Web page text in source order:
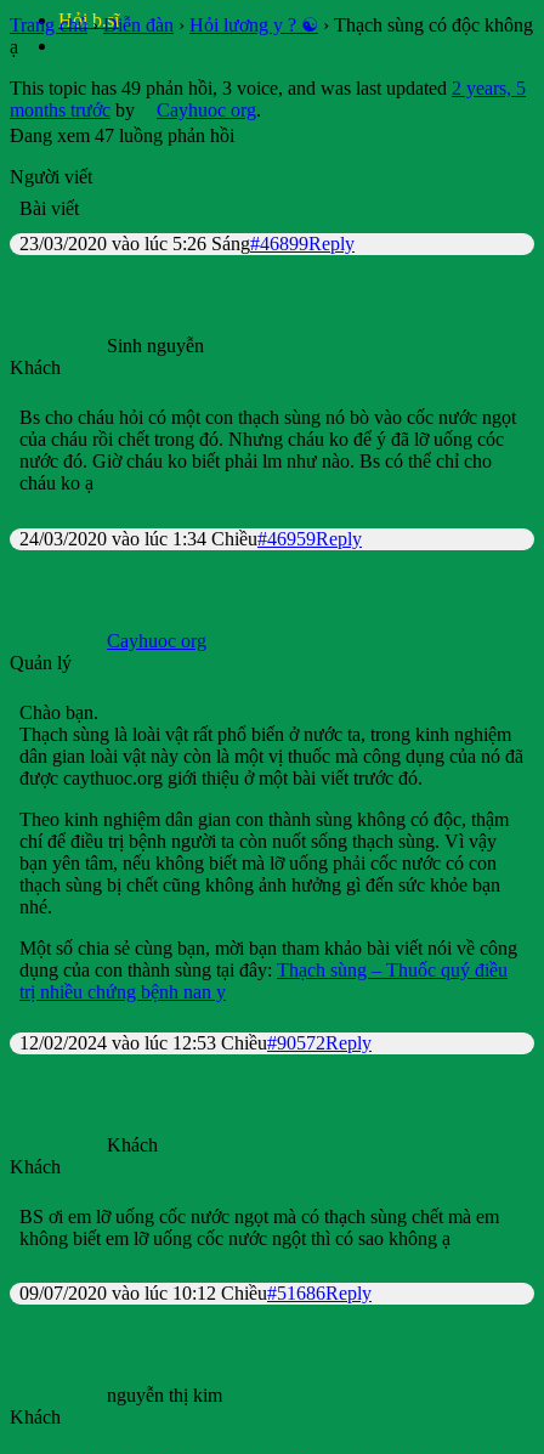
Hỏi b.sĩ
Trang chủ › Diễn đàn › Hỏi lương y ? ☯️ › Thạch sùng có độc không
ạ
This topic has 49 phản hồi, 3 voice, and was last updated 2 years, 5
months trước by Cayhuoc org.
Đang xem 47 luồng phản hồi
Người viết
Bài viết
23/03/2020 vào lúc 5:26 Sáng#46899Reply
Sinh nguyễn
Khách
Bs cho cháu hỏi có một con thạch sùng nó bò vào cốc nước ngọt
của cháu rồi chết trong đó. Nhưng cháu ko để ý đã lỡ uống cóc
nước đó. Giờ cháu ko biết phải lm như nào. Bs có thể chỉ cho
cháu ko ạ
24/03/2020 vào lúc 1:34 Chiều#46959Reply
Cayhuoc org
Quản lý
Chào bạn.
Thạch sùng là loài vật rất phổ biến ở nước ta, trong kinh nghiệm
dân gian loài vật này còn là một vị thuốc mà công dụng của nó đã
được caythuoc.org giới thiệu ở một bài viết trước đó.
Theo kinh nghiệm dân gian con thành sùng không có độc, thậm
chí để điều trị bệnh người ta còn nuốt sống thạch sùng. Vì vậy
bạn yên tâm, nếu không biết mà lỡ uống phải cốc nước có con
thạch sùng bị chết cũng không ảnh hưởng gì đến sức khỏe bạn
nhé.
Một số chia sẻ cùng bạn, mời bạn tham khảo bài viết nói về công
dụng của con thành sùng tại đây: Thạch sùng – Thuốc quý điều
trị nhiều chứng bệnh nan y
12/02/2024 vào lúc 12:53 Chiều#90572Reply
Khách
Khách
BS ơi em lỡ uống cốc nước ngọt mà có thạch sùng chết mà em
không biết em lỡ uống cốc nước ngột thì có sao không ạ
09/07/2020 vào lúc 10:12 Chiều#51686Reply
nguyễn thị kim
Khách